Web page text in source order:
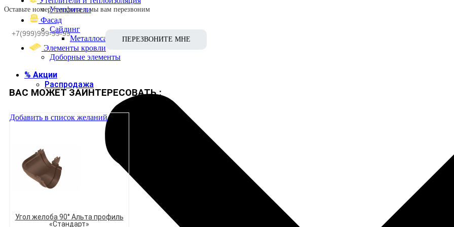
Утеплители
Фасад
Сайдинг
Металлосайдинг
Элементы кровли
Доборные элементы
% Акции
Распродажа
Оставьте номер телефона и мы вам перезвоним
ВАС МОЖЕТ ЗАИНТЕРЕСОВАТЬ :
Добавить в список желаний
Угол желоба 90° Альта профиль
«Стандарт»